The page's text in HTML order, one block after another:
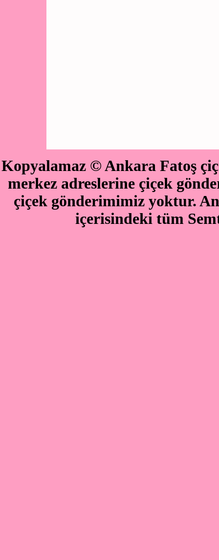
Kopyalamaz © Ankara Fatoş
merkez adreslerine çiçek
çiçek gönderimimiz yoktur.
içerisindeki tüm